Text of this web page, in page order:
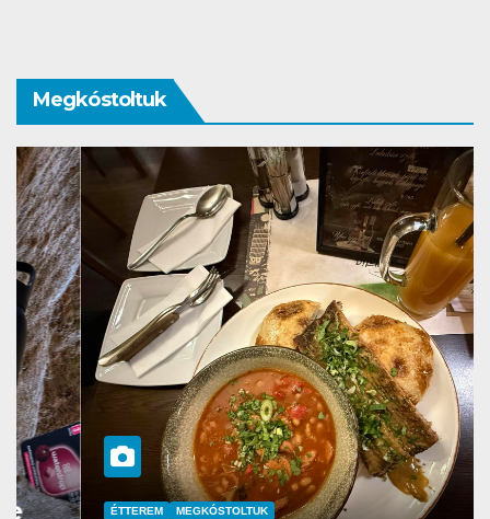
Megkóstoltuk
ÉTTEREM MEGKÓSTOLTUK